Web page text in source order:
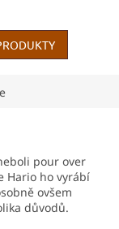
kávu kdykoli
pour over
Hario ho vyrábí
ovšem
důvodů.